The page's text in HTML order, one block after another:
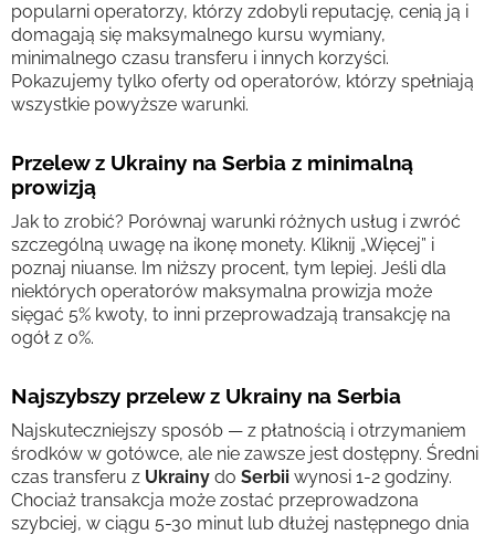
popularni operatorzy, którzy zdobyli reputację, cenią ją i
domagają się maksymalnego kursu wymiany,
minimalnego czasu transferu i innych korzyści.
Pokazujemy tylko oferty od operatorów, którzy spełniają
wszystkie powyższe warunki.
Przelew z Ukrainy na Serbia z minimalną
prowizją
Jak to zrobić? Porównaj warunki różnych usług i zwróć
szczególną uwagę na ikonę monety. Kliknij „Więcej” i
poznaj niuanse. Im niższy procent, tym lepiej. Jeśli dla
niektórych operatorów maksymalna prowizja może
sięgać 5% kwoty, to inni przeprowadzają transakcję na
ogół z 0%.
Najszybszy przelew z Ukrainy na Serbia
Najskuteczniejszy sposób — z płatnością i otrzymaniem
środków w gotówce, ale nie zawsze jest dostępny. Średni
czas transferu z Ukrainy do Serbii wynosi 1-2 godziny.
Chociaż transakcja może zostać przeprowadzona
szybciej, w ciągu 5-30 minut lub dłużej następnego dnia